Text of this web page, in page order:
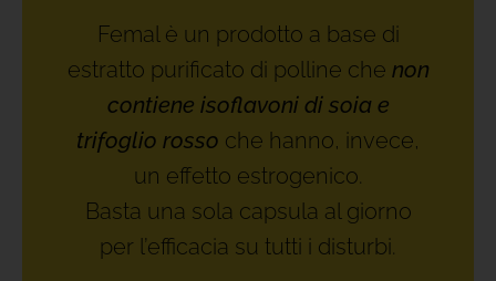
Femal è un prodotto a base di
estratto purificato di polline che non
contiene isoflavoni di soia e
trifoglio rosso che hanno, invece,
un effetto estrogenico.
Basta una sola capsula al giorno
per l’efficacia su tutti i disturbi.